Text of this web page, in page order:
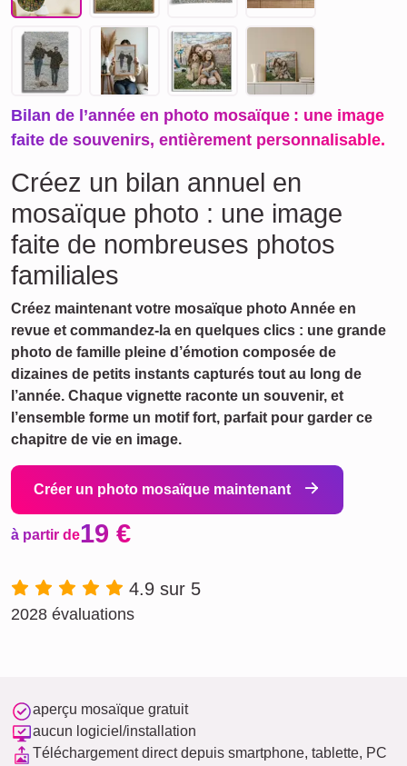
Bilan de l’année en photo mosaïque : une image
faite de souvenirs, entièrement personnalisable.
Créez un bilan annuel en
mosaïque photo : une image
faite de nombreuses photos
familiales
Créez maintenant votre mosaïque photo Année en
revue et commandez-la en quelques clics : une grande
photo de famille pleine d’émotion composée de
dizaines de petits instants capturés tout au long de
l’année. Chaque vignette raconte un souvenir, et
l’ensemble forme un motif fort, parfait pour garder ce
chapitre de vie en image.
Créer un photo mosaïque maintenant
à partir de19 €
4.9 sur 5
2028 évaluations
aperçu mosaïque gratuit
aucun logiciel/installation
Téléchargement direct depuis smartphone, tablette, PC